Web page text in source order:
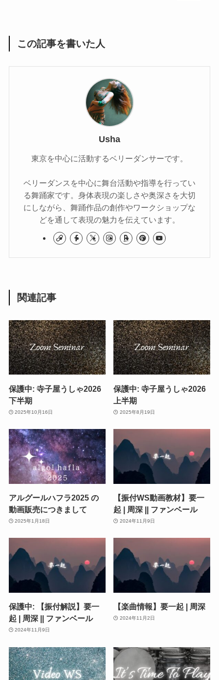
この記事を書いた人
Usha
東京を中心に活動するベリーダンサーです。
ベリーダンスを中心に舞台活動や指導を行ってい
る舞踊家です。身体表現の楽しさや奥深さを大切
にしながら、舞踊作品の創作やワークショップな
どを通して表現の魅力を伝えています。
関連記事
保護中: 寺子屋うしゃ2026
下半期
2025年10月16日
保護中: 寺子屋うしゃ2026
上半期
2025年8月19日
アルグールハフラ2025 の
動画販売につきまして
2025年1月18日
【振付WS動画教材】要一
起 | 周深 || ファンベール
2024年11月9日
保護中: 【振付解説】要一
起 | 周深 || ファンベール
2024年11月9日
【楽曲情報】要一起 | 周深
2024年11月2日